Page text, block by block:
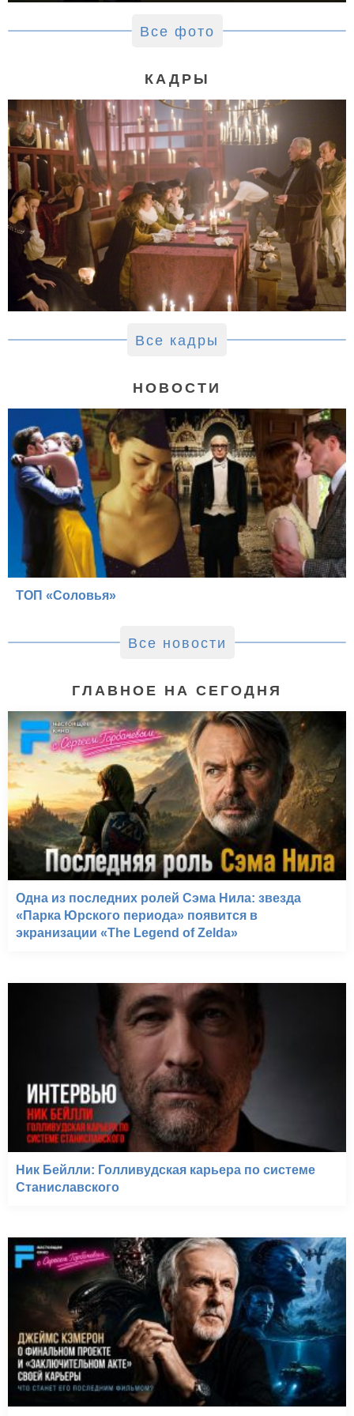
Все фото
КАДРЫ
Все кадры
НОВОСТИ
ТОП «Соловья»
Все новости
ГЛАВНОЕ НА СЕГОДНЯ
Одна из последних ролей Сэма Нила: звезда
«Парка Юрского периода» появится в
экранизации «The Legend of Zelda»
Ник Бейлли: Голливудская карьера по системе
Станиславского